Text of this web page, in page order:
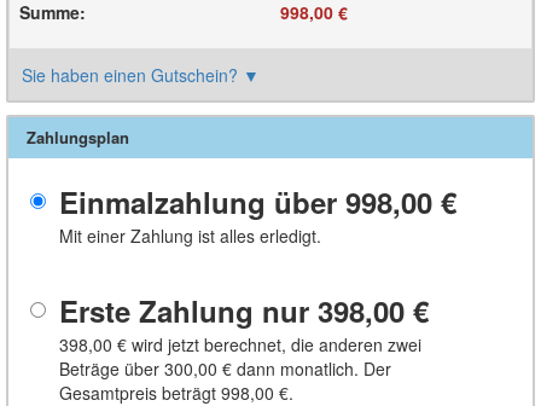
Summe: 998,00 €
Sie haben einen Gutschein? ▼
Zahlungsplan
Einmalzahlung über 998,00 €
Mit einer Zahlung ist alles erledigt.
Erste Zahlung nur 398,00 €
398,00 € wird jetzt berechnet, die anderen zwei
Beträge über 300,00 € dann monatlich. Der
Gesamtpreis beträgt 998,00 €.